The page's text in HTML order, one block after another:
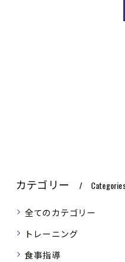
カテゴリー
全てのカテゴリー
トレーニング
食事指導